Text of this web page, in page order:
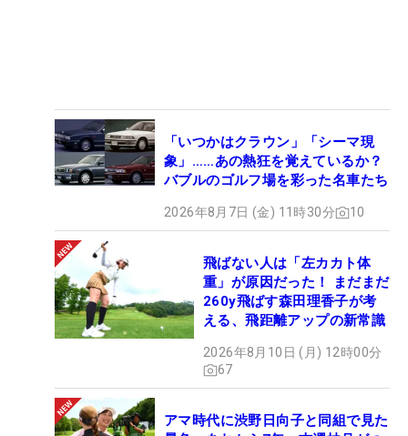
「いつかはクラウン」「シーマ現
象」……あの熱狂を覚えているか？
バブルのゴルフ場を彩った名車たち
2026年8月7日 (金) 11時30分 10
飛ばない人は「左カカト体
重」が原因だった！ まだまだ
260y飛ばす森田理香子が考
える、飛距離アップの新常識
2026年8月10日 (月) 12時00分
67
アマ時代に渋野日向子と同組で見た